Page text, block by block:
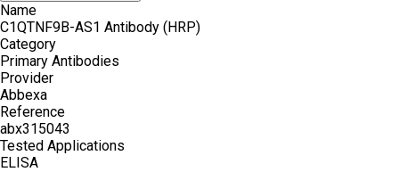
Name
C1QTNF9B-AS1 Antibody (HRP)
Category
Primary Antibodies
Provider
Abbexa
Reference
abx315043
Tested Applications
ELISA